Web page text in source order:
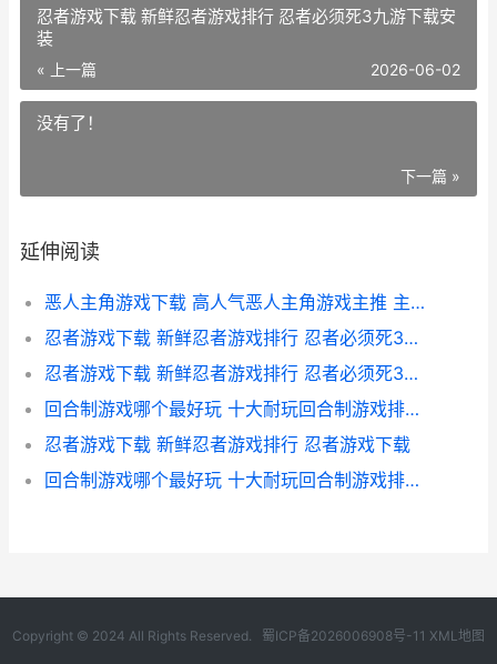
忍者游戏下载 新鲜忍者游戏排行 忍者必须死3九游下载安
装
« 上一篇 2026-06-02
没有了！
下一篇 »
延伸阅读
恶人主角游戏下载 高人气恶人主角游戏主推 主角是恶人的电影
忍者游戏下载 新鲜忍者游戏排行 忍者必须死3九游下载安装
忍者游戏下载 新鲜忍者游戏排行 忍者必须死3官服下载
回合制游戏哪个最好玩 十大耐玩回合制游戏排行 回合制游戏哪个平台好
忍者游戏下载 新鲜忍者游戏排行 忍者游戏下载
回合制游戏哪个最好玩 十大耐玩回合制游戏排行 回合制游戏哪个软件好
Copyright © 2024 All Rights Reserved. 蜀ICP备2026006908号-11 XML地图